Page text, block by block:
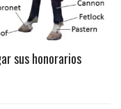
sus honorarios